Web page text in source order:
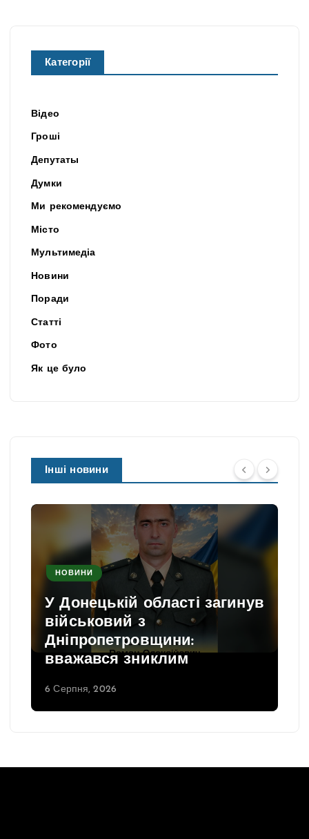
Категорії
Відео
Гроші
Депутаты
Думки
Ми рекомендуємо
Місто
Мультимедіа
Новини
Поради
Статті
Фото
Як це було
Інші новини
НОВИНИ
У Донецькій області загинув
військовий з
Дніпропетровщини:
вважався зниклим
6 Серпня, 2026